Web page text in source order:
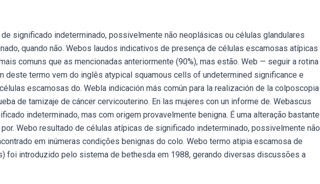
significado indeterminado, possivelmente não neoplásicas ou células glandulares
quando não. Webos laudos indicativos de presença de células escamosas atípicas
comuns que as mencionadas anteriormente (90%), mas estão. Web — seguir a rotina
deste termo vem do inglês atypical squamous cells of undetermined significance e
escamosas do. Webla indicación más común para la realización de la colposcopia
de tamizaje de cáncer cervicouterino. En las mujeres con un informe de. Webascus
indeterminado, mas com origem provavelmente benigna. É uma alteração bastante
Webo resultado de células atípicas de significado indeterminado, possivelmente não
em inúmeras condições benignas do colo. Webo termo atipia escamosa de
foi introduzido pelo sistema de bethesda em 1988, gerando diversas discussões a